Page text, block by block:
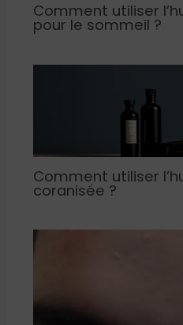
Comment utiliser
pour le sommeil ?
Comment utiliser
coranisée ?